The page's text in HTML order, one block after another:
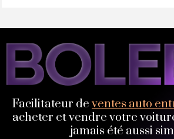
Facilitateur deventes auto
acheter et vendre votre
jamais été aussi